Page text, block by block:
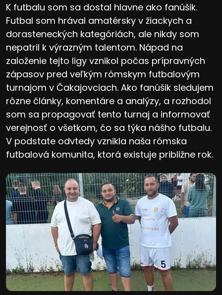
K futbalu som sa dostal hlavne ako fanúšik.
Futbal som hrával amatérsky v žiackych a
dorasteneckých kategóriách, ale nikdy som
nepatril k výrazným talentom. Nápad na
založenie tejto ligy vznikol počas prípravných
zápasov pred veľkým rómskym futbalovým
turnajom v Čakajovciach. Ako fanúšik sledujem
rôzne články, komentáre a analýzy, a rozhodol
som sa propagovať tento turnaj a informovať
verejnosť o všetkom, čo sa týka nášho futbalu.
V podstate odvtedy vznikla naša rómska
futbalová komunita, ktorá existuje približne rok.